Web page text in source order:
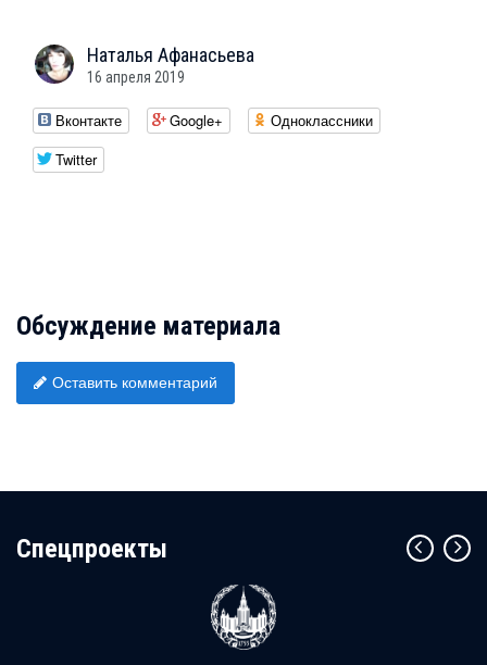
Наталья Афанасьева
16 апреля 2019
Вконтакте Google+
Одноклассники
Twitter
Обсуждение материала
Оставить комментарий
Cпецпроекты